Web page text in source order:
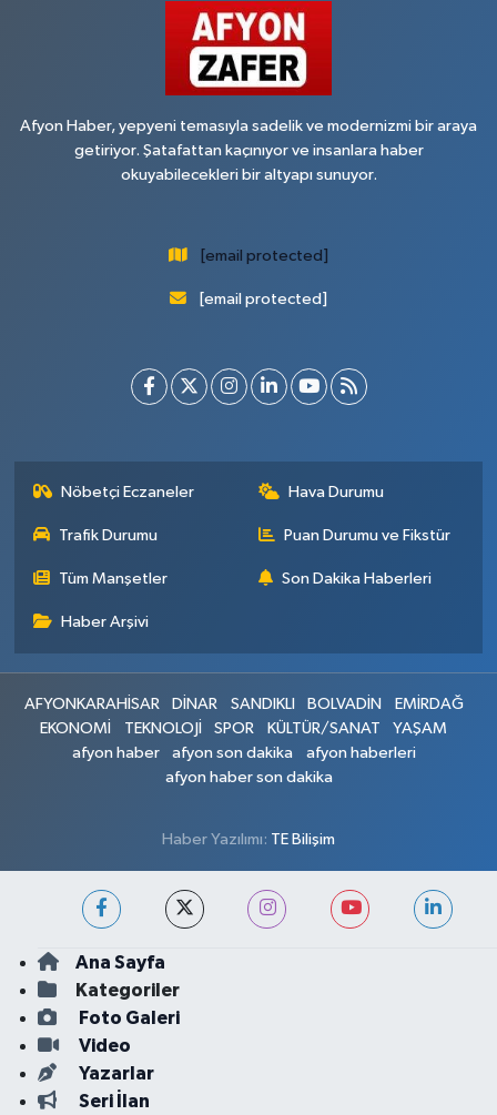
Afyon Haber, yepyeni temasıyla sadelik ve modernizmi bir araya
getiriyor. Şatafattan kaçınıyor ve insanlara haber
okuyabilecekleri bir altyapı sunuyor.
[email protected]
[email protected]
Nöbetçi Eczaneler Hava Durumu
Trafik Durumu Puan Durumu ve Fikstür
Tüm Manşetler Son Dakika Haberleri
Haber Arşivi
AFYONKARAHİSAR DİNAR SANDIKLI BOLVADİN
EMİRDAĞ
EKONOMİ
TEKNOLOJİ SPOR KÜLTÜR/SANAT
YAŞAM
afyon haber
afyon son dakika
afyon haberleri
afyon haber son dakika
Haber Yazılımı: TE Bilişim
Ana Sayfa
Kategoriler
Foto Galeri
Video
Yazarlar
Seri İlan